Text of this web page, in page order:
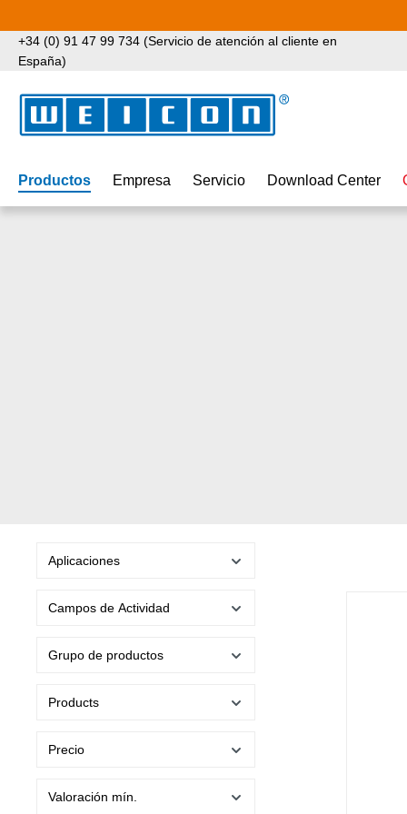
+34 (0) 91 47 99 734 (Servicio de atención al cliente en
España)
Productos Empresa Servicio Download Center
Aplicaciones
Campos de Actividad
Grupo de productos
Products
Precio
Valoración mín.